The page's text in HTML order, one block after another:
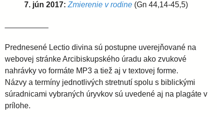
7. jún 2017: Zmierenie v rodine (Gn 44,14-45,5)
Prednesené Lectio divina sú postupne uverejňované na
webovej stránke Arcibiskupského úradu ako zvukové
nahrávky vo formáte MP3 a tiež aj v textovej forme.
Názvy a termíny jednotlivých stretnutí spolu s biblickými
súradnicami vybraných úryvkov sú uvedené aj na plagáte v
prílohe.